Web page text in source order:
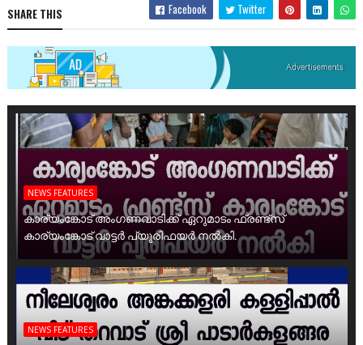
SHARE THIS Facebook Twitter
NEWS FEATURES
കാര്യംങ്കോട് അംഗണവാടിക്ക് ഏറുമാടം ഫ്രണ്ട്സ്
കാര്യംങ്കോട് വാട്ടർ പ്യൂരിഫയർ നൽകി.
NEWS FEATURES